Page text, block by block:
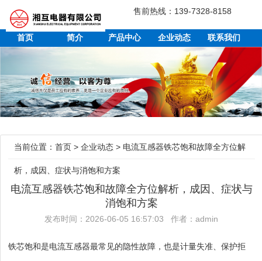
售前热线：139-7328-8158
首页 简介 产品中心 企业动态 联系我们
当前位置：首页 >企业动态 > 电流互感器铁芯饱和故障全方位解
析，成因、症状与消饱和方案
电流互感器铁芯饱和故障全方位解析，成因、症状与
消饱和方案
发布时间：2026-06-05 16:57:03 作者：admin
铁芯饱和是电流互感器最常见的隐性故障，也是计量失准、保护拒